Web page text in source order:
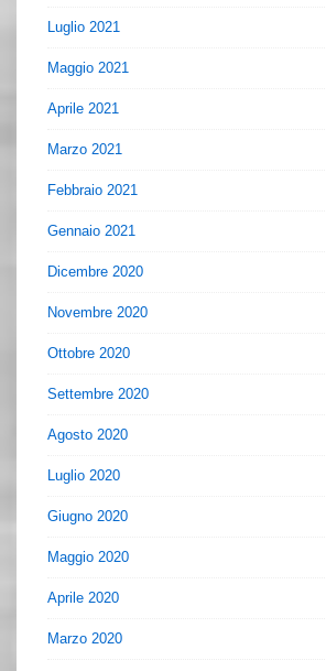
Luglio 2021
Maggio 2021
Aprile 2021
Marzo 2021
Febbraio 2021
Gennaio 2021
Dicembre 2020
Novembre 2020
Ottobre 2020
Settembre 2020
Agosto 2020
Luglio 2020
Giugno 2020
Maggio 2020
Aprile 2020
Marzo 2020